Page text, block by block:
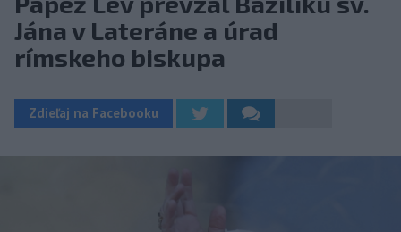
Jána v Lateráne a úrad
rímskeho biskupa
Zdieľaj na Facebooku